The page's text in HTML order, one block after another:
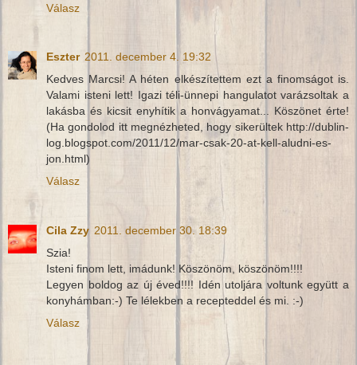
Válasz
Eszter 2011. december 4. 19:32
Kedves Marcsi! A héten elkészítettem ezt a finomságot is.
Valami isteni lett! Igazi téli-ünnepi hangulatot varázsoltak a
lakásba és kicsit enyhítik a honvágyamat... Köszönet érte!
(Ha gondolod itt megnézheted, hogy sikerültek http://dublin-
log.blogspot.com/2011/12/mar-csak-20-at-kell-aludni-es-
jon.html)
Válasz
Cila Zzy 2011. december 30. 18:39
Szia!
Isteni finom lett, imádunk! Köszönöm, köszönöm!!!!
Legyen boldog az új éved!!!! Idén utoljára voltunk együtt a
konyhámban:-) Te lélekben a recepteddel és mi. :-)
Válasz